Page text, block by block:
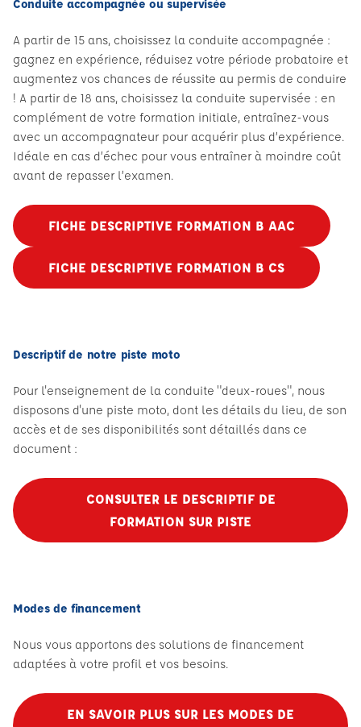
Conduite accompagnée ou supervisée
A partir de 15 ans, choisissez la conduite accompagnée :
gagnez en expérience, réduisez votre période probatoire et
augmentez vos chances de réussite au permis de conduire
! A partir de 18 ans, choisissez la conduite supervisée : en
complément de votre formation initiale, entraînez-vous
avec un accompagnateur pour acquérir plus d’expérience.
Idéale en cas d’échec pour vous entraîner à moindre coût
avant de repasser l’examen.
FICHE DESCRIPTIVE FORMATION B AAC
FICHE DESCRIPTIVE FORMATION B CS
Descriptif de notre piste moto
Pour l'enseignement de la conduite "deux-roues", nous
disposons d'une piste moto, dont les détails du lieu, de son
accès et de ses disponibilités sont détaillés dans ce
document :
CONSULTER LE DESCRIPTIF DE
FORMATION SUR PISTE
Modes de financement
Nous vous apportons des solutions de financement
adaptées à votre profil et vos besoins.
EN SAVOIR PLUS SUR LES MODES DE